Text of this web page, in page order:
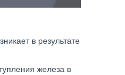
в результате
железа в